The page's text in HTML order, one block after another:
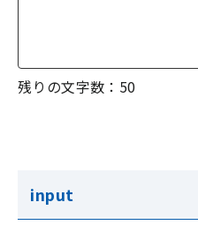
残りの文字数： 50
input